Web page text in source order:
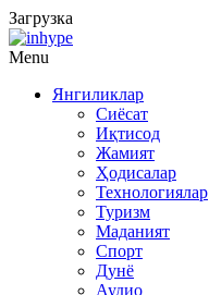
Загрузка
Menu
Янгиликлар
Сиёсат
Иқтисод
Жамият
Ҳодисалар
Технологиялар
Туризм
Маданият
Спорт
Дунё
Аудио